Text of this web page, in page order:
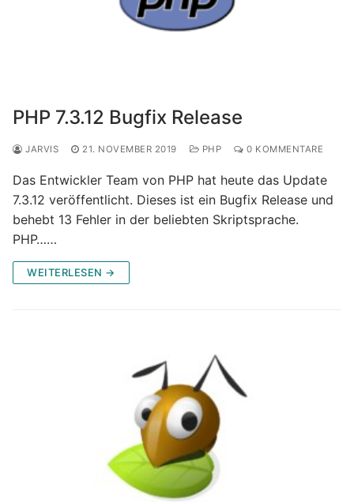
PHP 7.3.12 Bugfix Release
JARVIS 21. NOVEMBER 2019 PHP 0 KOMMENTARE
Das Entwickler Team von PHP hat heute das Update
7.3.12 veröffentlicht. Dieses ist ein Bugfix Release und
behebt 13 Fehler in der beliebten Skriptsprache.
PHP……
WEITERLESEN →